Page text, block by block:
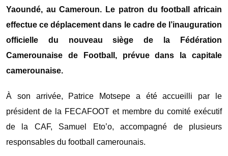
Yaoundé, au Cameroun. Le patron du football africain
effectue ce déplacement dans le cadre de l’inauguration
officielle du nouveau siège de la Fédération
Camerounaise de Football, prévue dans la capitale
camerounaise.
À son arrivée, Patrice Motsepe a été accueilli par le
président de la FECAFOOT et membre du comité exécutif
de la CAF, Samuel Eto’o, accompagné de plusieurs
responsables du football camerounais.